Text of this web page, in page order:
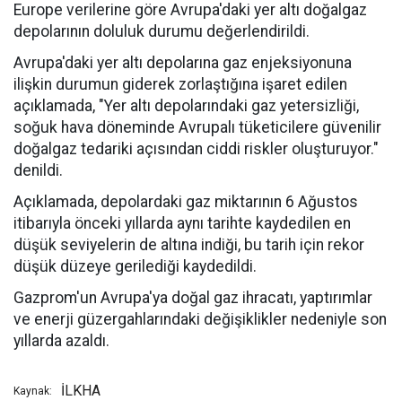
Europe verilerine göre Avrupa'daki yer altı doğalgaz
depolarının doluluk durumu değerlendirildi.
Avrupa'daki yer altı depolarına gaz enjeksiyonuna
ilişkin durumun giderek zorlaştığına işaret edilen
açıklamada, "Yer altı depolarındaki gaz yetersizliği,
soğuk hava döneminde Avrupalı tüketicilere güvenilir
doğalgaz tedariki açısından ciddi riskler oluşturuyor."
denildi.
Açıklamada, depolardaki gaz miktarının 6 Ağustos
itibarıyla önceki yıllarda aynı tarihte kaydedilen en
düşük seviyelerin de altına indiği, bu tarih için rekor
düşük düzeye gerilediği kaydedildi.
Gazprom'un Avrupa'ya doğal gaz ihracatı, yaptırımlar
ve enerji güzergahlarındaki değişiklikler nedeniyle son
yıllarda azaldı.
Kaynak: İLKHA